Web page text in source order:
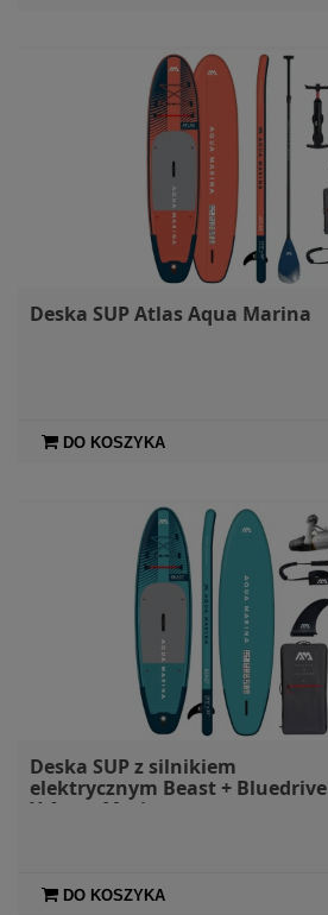
Deska SUP Atlas Aqua Marina
DO KOSZYKA
Deska SUP z silnikiem
elektrycznym Beast + Bluedrive
X Aqua Marina
DO KOSZYKA